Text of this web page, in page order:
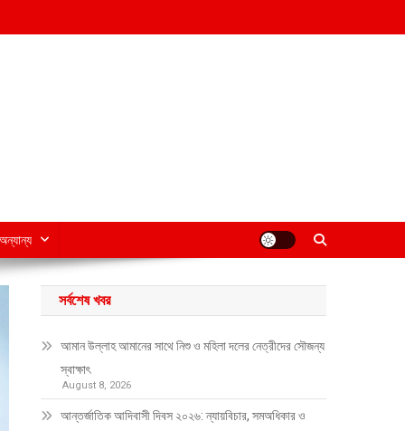
অন্যান্য
সর্বশেষ খবর
আমান উল্লাহ আমানের সাথে নিশু ও মহিলা দলের নেত্রীদের সৌজন্য
স্বাক্ষাৎ
August 8, 2026
আন্তর্জাতিক আদিবাসী দিবস ২০২৬: ন্যায়বিচার, সমঅধিকার ও